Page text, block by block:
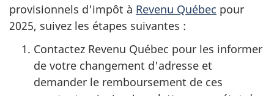
provisionnels d'impôt à Revenu Québec pour
2025, suivez les étapes suivantes :
Contactez Revenu Québec pour les informer
de votre changement d'adresse et
demander le remboursement de ces